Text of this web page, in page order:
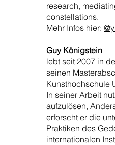
research,
constellations.
Mehr Infos hier:
Guy Königstein
lebt seit 2007 in
seinen
Kunsthochschule
In seiner Arbeit
aufzulösen,
erforscht er die
Praktiken des
internationalen